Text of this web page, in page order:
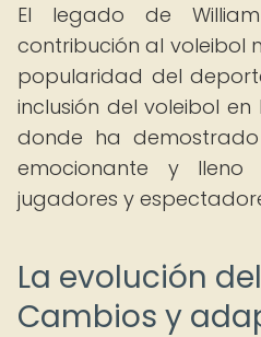
El legado de
contribución al voleibol
popularidad del
inclusión del voleibol en
donde ha
emocionante y
jugadores y
La evolución
Cambios y